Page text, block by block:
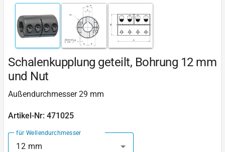
Schalenkupplung geteilt, Bohrung 12 mm
und Nut
Außendurchmesser 29 mm
Artikel-Nr: 471025
für Wellendurchmesser
12 mm